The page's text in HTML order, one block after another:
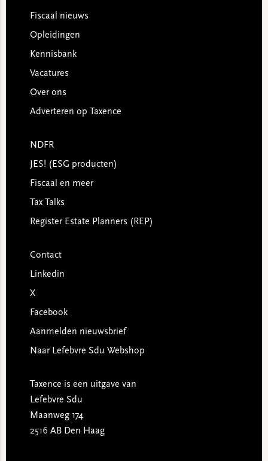
Footer
Fiscaal nieuws
Opleidingen
Kennisbank
Vacatures
Over ons
Adverteren op Taxence
NDFR
JES! (ESG producten)
Fiscaal en meer
Tax Talks
Register Estate Planners (REP)
Contact
Linkedin
X
Facebook
Aanmelden nieuwsbrief
Naar Lefebvre Sdu Webshop
Taxence is een uitgave van
Lefebvre Sdu
Maanweg 174
2516 AB Den Haag